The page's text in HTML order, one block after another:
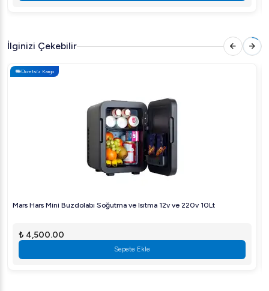
İlginizi Çekebilir
Ücretsiz Kargo
Mars Hars Mini Buzdolabı Soğutma ve Isıtma 12v ve 220v 10Lt
₺ 4,500.00
Sepete Ekle